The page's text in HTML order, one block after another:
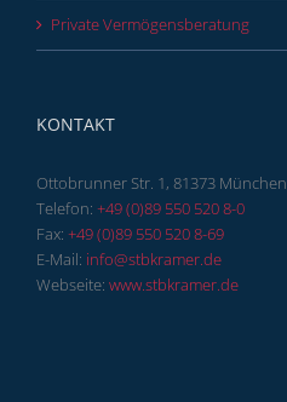
Private Vermögensberatung
KONTAKT
Ottobrunner Str. 1, 81373 München
Telefon: +49 (0)89 550 520 8-0
Fax: +49 (0)89 550 520 8-69
E-Mail: info@stbkramer.de
Webseite: www.stbkramer.de